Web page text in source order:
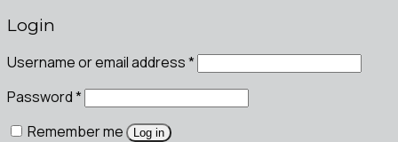
Login
Username or email address*
Password*
Remember me
Log in